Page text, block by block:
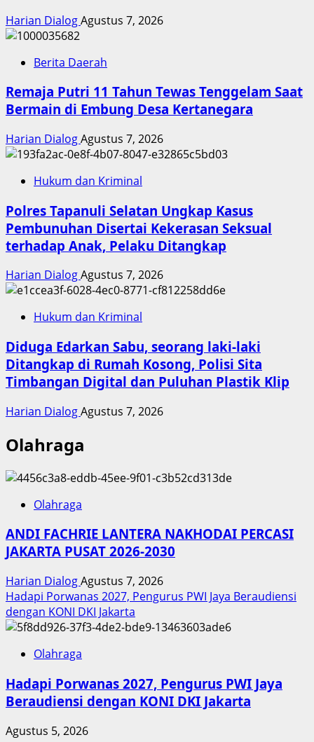
Harian DialogAgustus 7, 2026
Berita Daerah
Remaja Putri 11 Tahun Tewas Tenggelam Saat
Bermain di Embung Desa Kertanegara
Harian DialogAgustus 7, 2026
Hukum dan Kriminal
Polres Tapanuli Selatan Ungkap Kasus
Pembunuhan Disertai Kekerasan Seksual
terhadap Anak, Pelaku Ditangkap
Harian DialogAgustus 7, 2026
Hukum dan Kriminal
Diduga Edarkan Sabu, seorang laki-laki
Ditangkap di Rumah Kosong, Polisi Sita
Timbangan Digital dan Puluhan Plastik Klip
Harian DialogAgustus 7, 2026
Olahraga
Olahraga
ANDI FACHRIE LANTERA NAKHODAI PERCASI
JAKARTA PUSAT 2026-2030
Harian DialogAgustus 7, 2026
Hadapi Porwanas 2027, Pengurus PWI Jaya Beraudiensi
dengan KONI DKI Jakarta
Olahraga
Hadapi Porwanas 2027, Pengurus PWI Jaya
Beraudiensi dengan KONI DKI Jakarta
Agustus 5, 2026